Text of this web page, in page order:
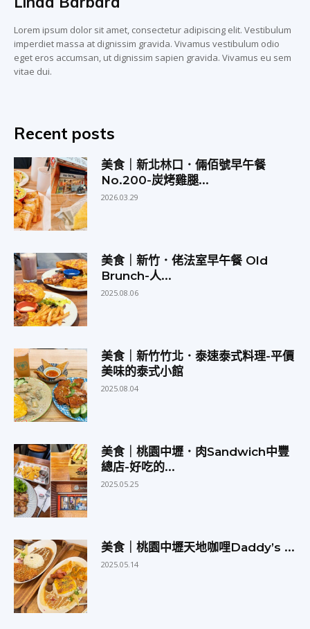
Lorem ipsum dolor sit amet, consectetur adipiscing elit. Vestibulum
imperdiet massa at dignissim gravida. Vivamus vestibulum odio
eget eros accumsan, ut dignissim sapien gravida. Vivamus eu sem
vitae dui.
Recent posts
美食｜新北林口．倆佰號早午餐
No.200-炭烤雞腿...
2026.03.29
美食｜新竹．佬法室早午餐 Old
Brunch-人...
2025.08.06
美食｜新竹竹北．泰速泰式料理-平價
美味的泰式小館
2025.08.04
美食｜桃園中壢．肉Sandwich中豐
總店-好吃的...
2025.05.25
美食｜桃園中壢天地咖哩Daddy’s ...
2025.05.14